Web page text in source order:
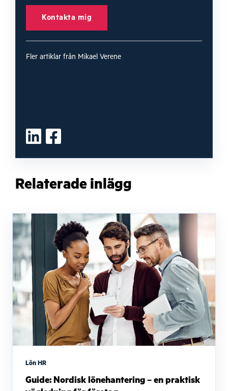
Kontakta mig
Fler artiklar från Mikael Verene
Relaterade inlägg
Lön HR
Guide: Nordisk lönehantering – en praktisk